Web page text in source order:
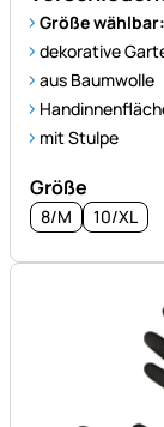
Größe
dekorative
aus Baumwolle
mit Stulpe
Größe
8/M 10/XL